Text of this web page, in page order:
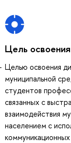
Цель
Целью освоения
муниципальной
студентов
связанных с
взаимодействия
населением с